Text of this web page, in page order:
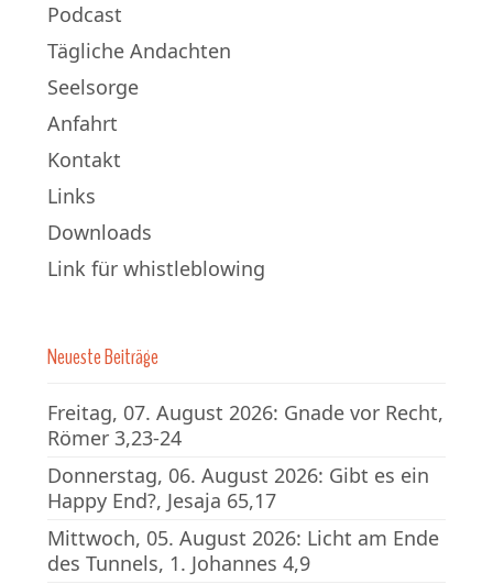
Podcast
Tägliche Andachten
Seelsorge
Anfahrt
Kontakt
Links
Downloads
Link für whistleblowing
Neueste Beiträge
Freitag, 07. August 2026: Gnade vor Recht,
Römer 3,23-24
Donnerstag, 06. August 2026: Gibt es ein
Happy End?, Jesaja 65,17
Mittwoch, 05. August 2026: Licht am Ende
des Tunnels, 1. Johannes 4,9